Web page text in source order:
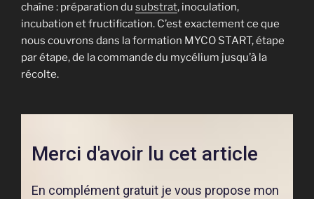
chaîne : préparation du substrat, inoculation,
incubation et fructification. C’est exactement ce que
nous couvrons dans la formation MYCO START, étape
par étape, de la commande du mycélium jusqu’à la
récolte.
Merci d'avoir lu cet article
En complément gratuit je vous propose mon